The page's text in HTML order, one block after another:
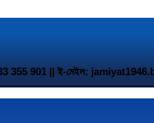
355 901 || ই-মেইল: